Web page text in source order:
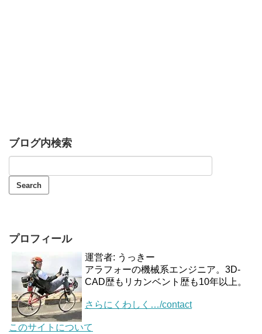
ブログ内検索
プロフィール
運営者: うっきー
アラフォーの機械系エンジニア。3D-
CAD歴もリカンベント歴も10年以上。
さらにくわしく…/contact
このサイトについて